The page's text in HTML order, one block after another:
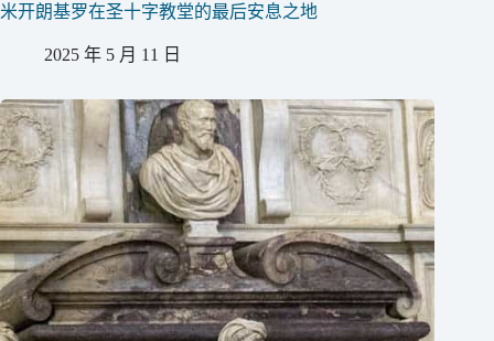
米开朗基罗在圣十字教堂的最后安息之地
2025 年 5 月 11 日